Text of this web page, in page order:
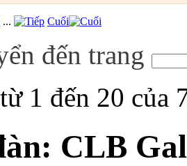
... Cuối
đến trang
1 đến 20 của
CLB